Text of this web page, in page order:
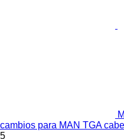
cambios para MAN TGA
5